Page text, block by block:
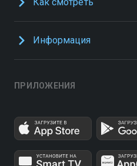
Информация
ПРИЛОЖЕНИЯ